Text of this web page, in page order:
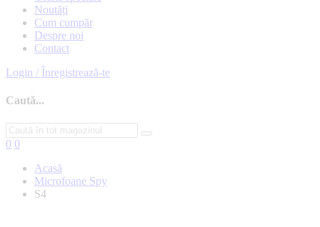
Noutăți
Cum cumpăr
Despre noi
Contact
Login / Înregistrează-te
Caută...
0 0
Acasă
Microfoane Spy
S4